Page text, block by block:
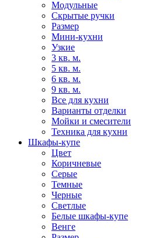
Модульные
Скрытые ручки
Размер
Мини-кухни
Узкие
3 кв. м.
5 кв. м.
6 кв. м.
9 кв. м.
Все для кухни
Варианты отделки
Мойки и смесители
Техника для кухни
Шкафы-купе
Цвет
Коричневые
Серые
Темные
Черные
Светлые
Белые шкафы-купе
Венге